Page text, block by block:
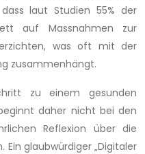
laut Studien 55% der
auf Massnahmen zur
was oft mit der
zusammenhängt.
zu einem gesunden
daher nicht bei den
Reflexion über die
glaubwürdiger „Digitaler